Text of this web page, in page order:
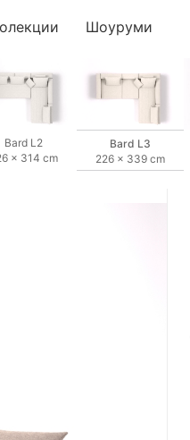
Шоуруми
Bard L2
× 314 cm
Bard L3
226 × 339 cm